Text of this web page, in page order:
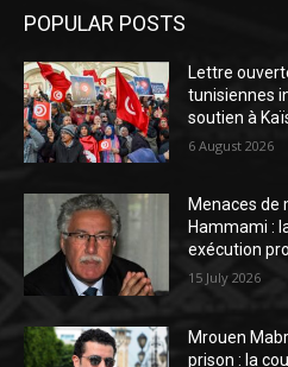
POPULAR POSTS
Lettre
tunisiennes
soutien à
6 August 2026
Menaces de
Hammami :
exécution
15 July 2026
Mrouen
prison : la